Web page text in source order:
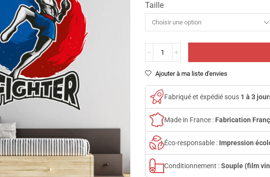
Taille
Ajouter à ma liste d'envies
Fabriqué et éxpédié sous 1 à 3
Made in France : Fabrication
Éco-responsable : Impression
Conditionnement :Souple (film